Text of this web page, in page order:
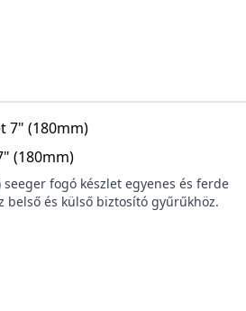
(180mm)
seeger fogó készlet egyenes és ferde
belső és külső biztosító gyűrűkhöz.